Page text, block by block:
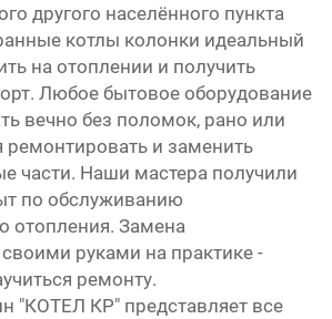
другого населённого пункта
котлы колонки идеальный
на отоплении и получить
Любое бытовое оборудование
вечно без поломок, рано или
ремонтировать и заменить
части. Наши мастера получили
по обслуживанию
отопления. Замена
руками на практике -
ремонту.
"КОТЕЛ КР" представляет все